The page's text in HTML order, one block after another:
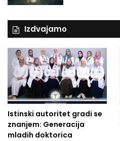
Izdvajamo
Istinski autoritet gradi se
znanjem: Generacija
mladih doktorica